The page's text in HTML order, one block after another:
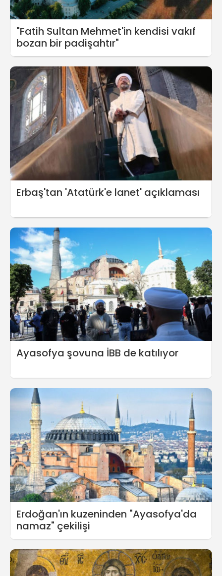
"Fatih Sultan Mehmet'in kendisi vakıf
bozan bir padişahtır"
Erbaş'tan 'Atatürk'e lanet' açıklaması
Ayasofya şovuna İBB de katılıyor
Erdoğan'ın kuzeninden "Ayasofya'da
namaz" çekilişi